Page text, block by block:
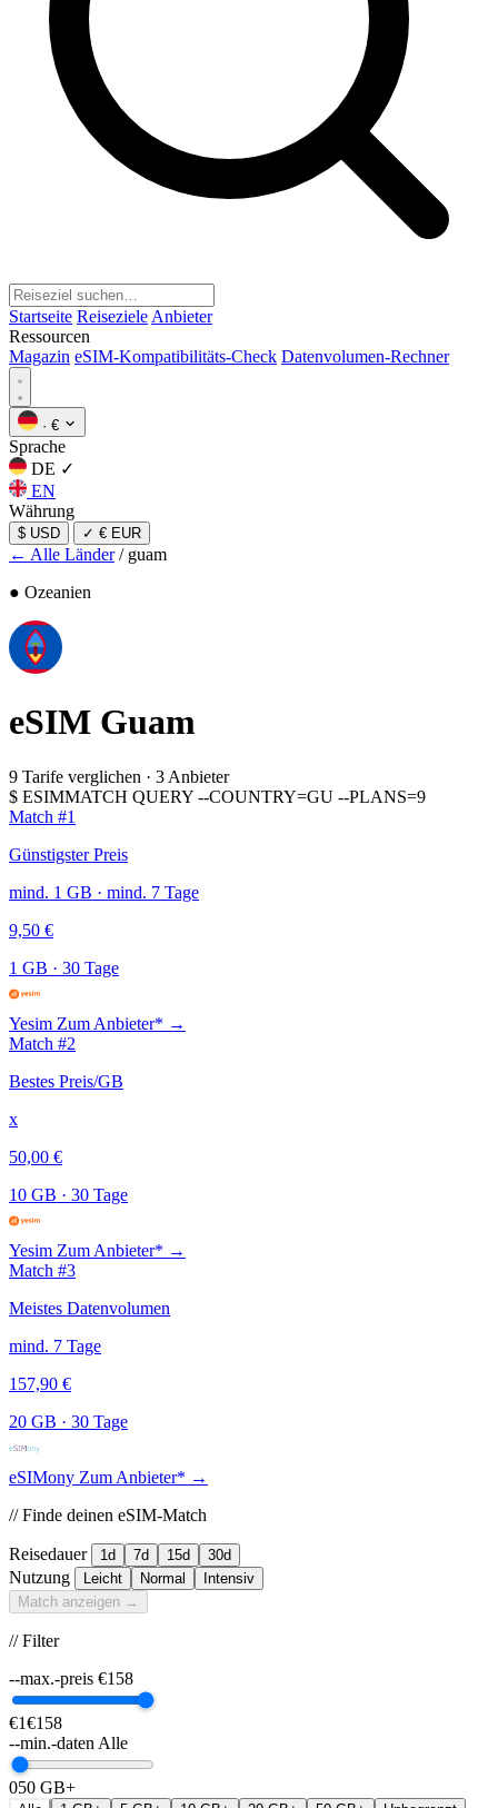
Startseite Reiseziele Anbieter
Ressourcen
Magazin eSIM-Kompatibilitäts-Check Datenvolumen-Rechner
· €
Sprache
DE ✓
EN
Währung
$ USD ✓ € EUR
← Alle Länder / guam
● Ozeanien
eSIM Guam
9 Tarife verglichen · 3 Anbieter
$ ESIMMATCH QUERY --COUNTRY=GU --PLANS=9
Match #1
Günstigster Preis
mind. 1 GB · mind. 7 Tage
9,50 €
1 GB · 30 Tage
Yesim Zum Anbieter* →
Match #2
Bestes Preis/GB
x
50,00 €
10 GB · 30 Tage
Yesim Zum Anbieter* →
Match #3
Meistes Datenvolumen
mind. 7 Tage
157,90 €
20 GB · 30 Tage
eSIMony Zum Anbieter* →
// Finde deinen eSIM-Match
Reisedauer 1d 7d 15d 30d
Nutzung Leicht Normal
Intensiv
Match anzeigen →
// Filter
--max.-preis €158
€1€158
--min.-daten Alle
050 GB+